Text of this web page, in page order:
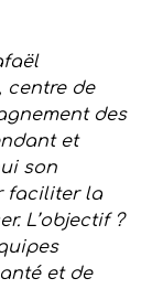
centre de
des
et
son
faciliter la
L’objectif ?
et de